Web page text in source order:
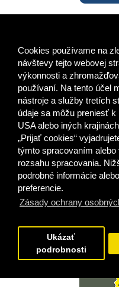
Cookies používame na
návštevy tejto webovej
výkonnosti a
používaní. Na tento účel
nástroje a služby tretích
údaje sa môžu preniesť k
USA alebo iných
„Prijať cookies“
týmto spracovaním alebo
rozsahu spracovania.
podrobné informácie
preferencie.
Zásady ochrany
Ukázať
podrobnosti
SEBAREGULÁCIA,
VYDALI STE SA NA CESTU
Podrobné návody, ako